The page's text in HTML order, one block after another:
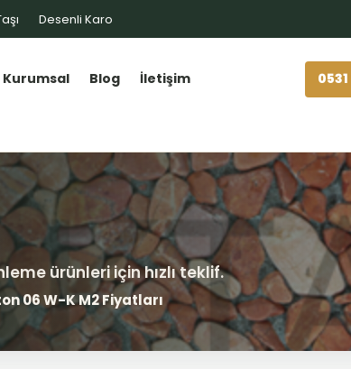
Desenli Karo
Kurumsal Blog İletişim 0531
06 W-K M2 Fiyatları